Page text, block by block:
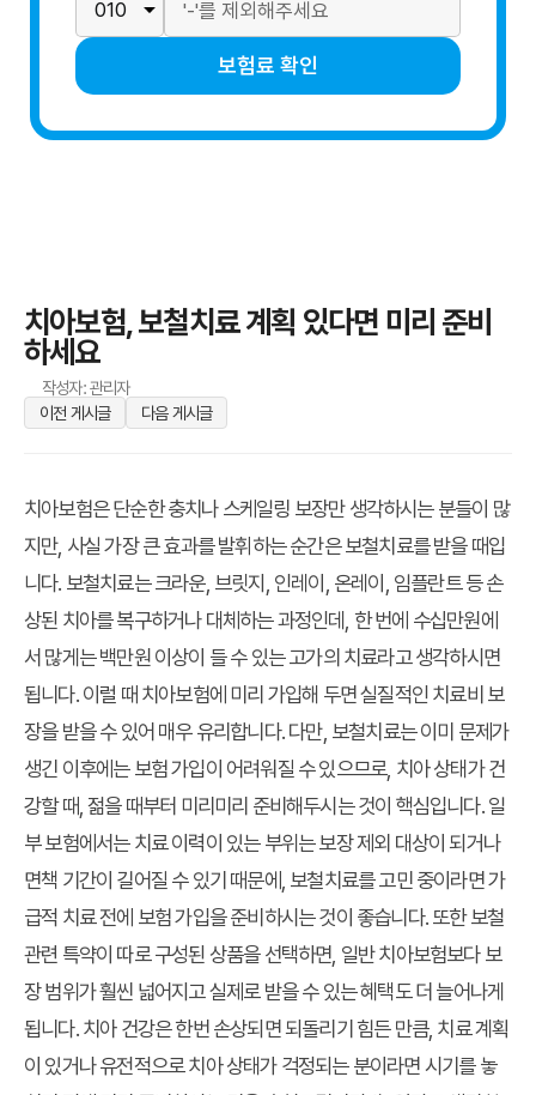
보험료 확인
치아보험, 보철치료 계획 있다면 미리 준비
하세요
작성자: 관리자
이전 게시글
다음 게시글
치아보험은 단순한 충치나 스케일링 보장만 생각하시는 분들이 많
지만, 사실 가장 큰 효과를 발휘하는 순간은 보철치료를 받을 때입
니다. 보철치료는 크라운, 브릿지, 인레이, 온레이, 임플란트 등 손
상된 치아를 복구하거나 대체하는 과정인데, 한 번에 수십만원에
서 많게는 백만원 이상이 들 수 있는 고가의 치료라고 생각하시면
됩니다. 이럴 때 치아보험에 미리 가입해 두면 실질적인 치료비 보
장을 받을 수 있어 매우 유리합니다. 다만, 보철치료는 이미 문제가
생긴 이후에는 보험 가입이 어려워질 수 있으므로, 치아 상태가 건
강할 때, 젊을 때부터 미리미리 준비해두시는 것이 핵심입니다. 일
부 보험에서는 치료 이력이 있는 부위는 보장 제외 대상이 되거나
면책 기간이 길어질 수 있기 때문에, 보철치료를 고민 중이라면 가
급적 치료 전에 보험 가입을 준비하시는 것이 좋습니다. 또한 보철
관련 특약이 따로 구성된 상품을 선택하면, 일반 치아보험보다 보
장 범위가 훨씬 넓어지고 실제로 받을 수 있는 혜택도 더 늘어나게
됩니다. 치아 건강은 한번 손상되면 되돌리기 힘든 만큼, 치료 계획
이 있거나 유전적으로 치아 상태가 걱정되는 분이라면 시기를 놓